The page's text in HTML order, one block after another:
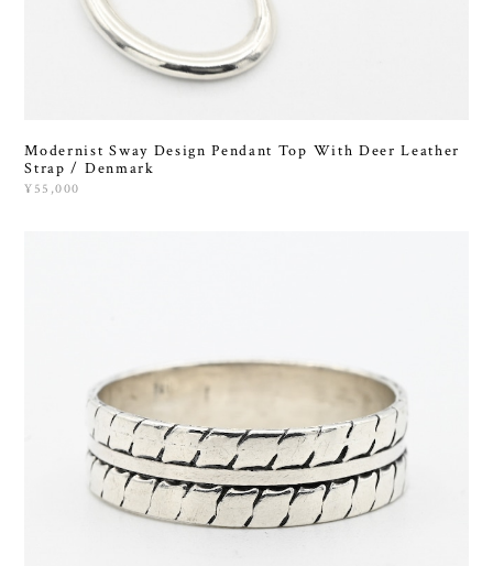
Modernist Sway Design Pendant Top With Deer Leather
Strap / Denmark
¥55,000